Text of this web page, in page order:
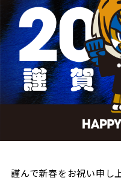
TOPチーム
試合情報
チケット
試合情報
試合情報トップ
試合データ
試合日程・結果
順位表・ゴールランキング
観戦する
観戦するトップ
チケット購入
チケット購入手順
クラブを知る
ファンになるトップ
謹んで新春をお祝い申し